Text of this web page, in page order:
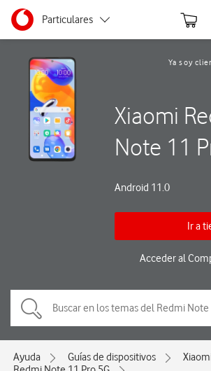
Ir a la pagina principal de vodafone.es
Menu navegación Segmento
Particulares
Autónomos
Pymes
Grandes empresas y AA.PP.
Ya soy
Xiaomi
Note 11
Android 11.0
Ir a
Acceder al
Ayuda Guías de dispositivos